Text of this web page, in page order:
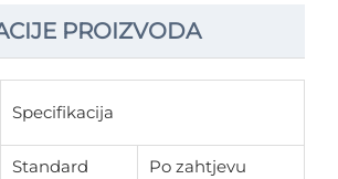
PROIZVODA
Specifikacija
Standard
Po zahtjevu